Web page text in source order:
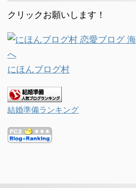
クリックお願いします！
にほんブログ村
結婚準備ランキング